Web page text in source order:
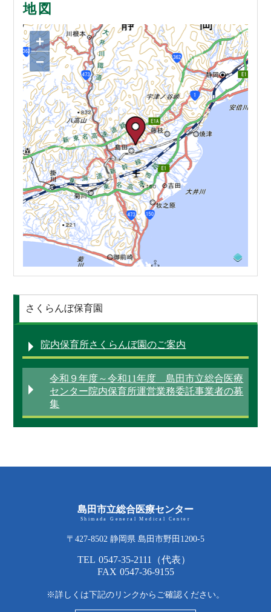
地図
+
−
さくらんぼ保育園
院内保育所さくらんぼ園のご案内
令和９年度～令和11年度 島田市立総合医療
センター院内保育所運営業務委託事業者の募
集
島田市立総合医療センター
Shimada General Medical Center
〒427-8502 静岡県 島田市野田1200-5
TEL 0547-35-2111
（代表）
FAX 0547-36-9155
※詳しくは下記のリンクからご確認ください。